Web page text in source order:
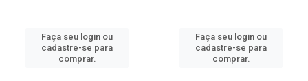
Faça seu login ou
cadastre-se para
comprar.
Faça seu login ou
cadastre-se para
comprar.